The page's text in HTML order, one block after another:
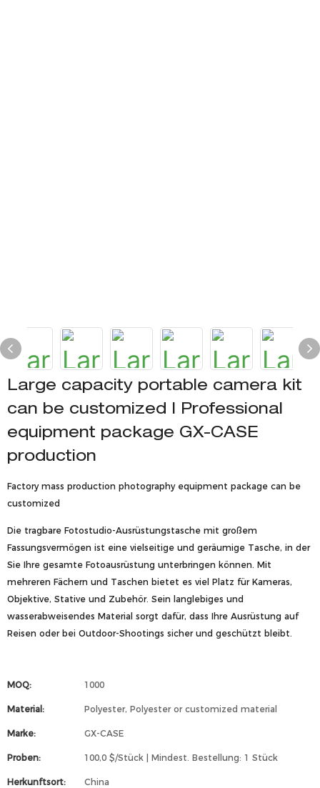
Large capacity portable camera kit
can be customized | Professional
equipment package GX-CASE
production
Factory mass production photography equipment package can be
customized
Die tragbare Fotostudio-Ausrüstungstasche mit großem
Fassungsvermögen ist eine vielseitige und geräumige Tasche, in der
Sie Ihre gesamte Fotoausrüstung unterbringen können. Mit
mehreren Fächern und Taschen bietet es viel Platz für Kameras,
Objektive, Stative und Zubehör. Sein langlebiges und
wasserabweisendes Material sorgt dafür, dass Ihre Ausrüstung auf
Reisen oder bei Outdoor-Shootings sicher und geschützt bleibt.
MOQ: 1000
Material: Polyester, Polyester or customized material
Marke: GX-CASE
Proben: 100,0 $/Stück | Mindest. Bestellung: 1 Stück
Herkunftsort: China